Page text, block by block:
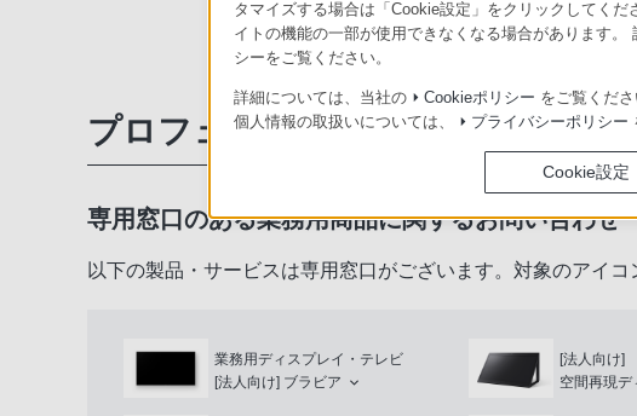
プロフェッショナル／業務用製品
専用窓口のある業務用商品に関するお問い合わせ
以下の製品・サービスは専用窓口がございます。対象のアイ
業務用ディスプレイ・テレビ
[法人向け] ブラビア
[法人向け]
空間再現デ
タマイズする場合は「Cookie設定」をクリックしてく
イトの機能の一部が使用できなくなる場合があります
シーをご覧ください。
詳細については、当社の Cookieポリシー をご覧くださ
個人情報の取扱いについては、
プライバシーポリシー
Cookie設定